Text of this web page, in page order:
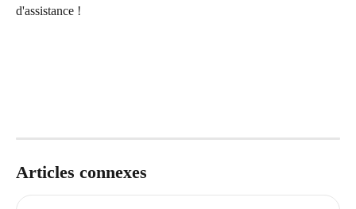
d'assistance !
Articles connexes